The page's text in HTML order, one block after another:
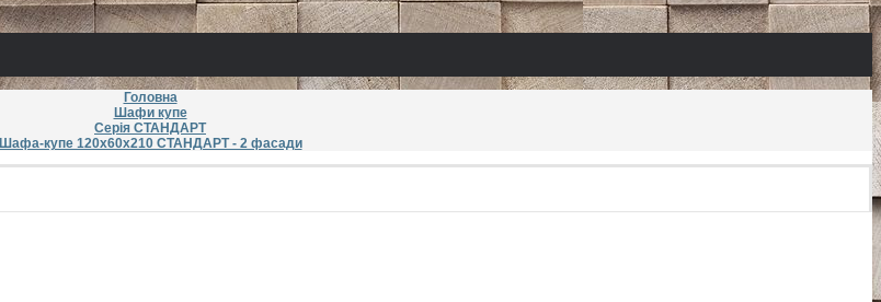
Головна
Шафи купе
Серія СТАНДАРТ
Шафа-купе 120х60х210 СТАНДАРТ - 2 фасади